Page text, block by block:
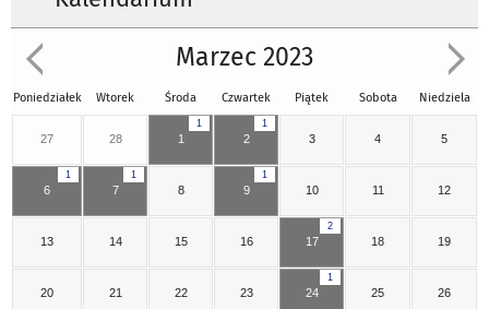
Marzec 2023
Poniedziałek Wtorek Środa Czwartek Piątek Sobota Niedziela
27 28
1
1
1
2 3 4 5
1
6
1
7 8
1
9 10 11 12
13 14 15 16
2
17 18 19
20 21 22 23
1
24 25 26